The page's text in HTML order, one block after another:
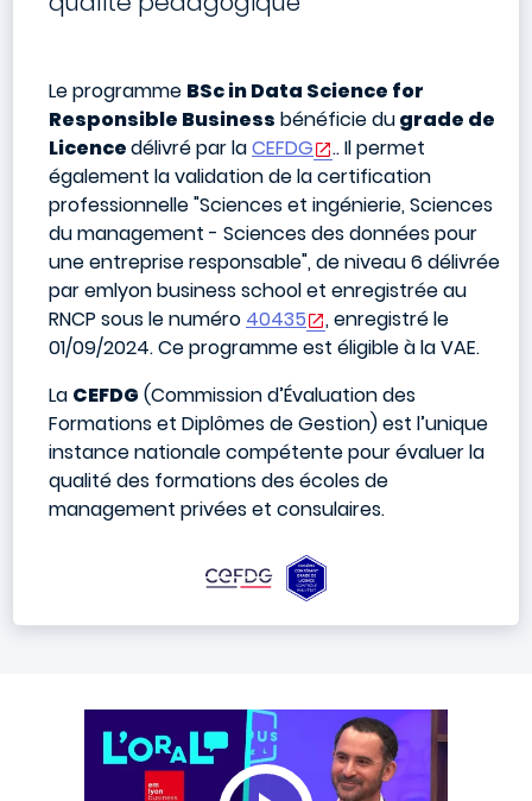
Le programme BSc in Data Science for
Responsible Business bénéficie dugrade de
Licencedélivré par laCEFDG .. Il permet
également la validation de la certification
professionnelle "Sciences et ingénierie, Sciences
du management - Sciences des données pour
une entreprise responsable", de niveau 6 délivrée
par emlyon business school et enregistrée au
RNCP sous le numéro 40435
, enregistré le
01/09/2024. Ce programme est éligible à la VAE.
La CEFDG (Commission d’Évaluation des
Formations et Diplômes de Gestion) est l’unique
instance nationale compétente pour évaluer la
qualité des formations des écoles de
management privées et consulaires.